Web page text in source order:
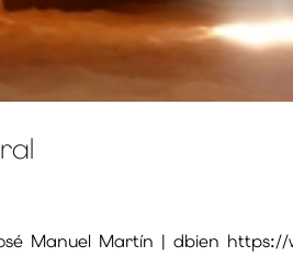
Manuel Martín | dbien https://